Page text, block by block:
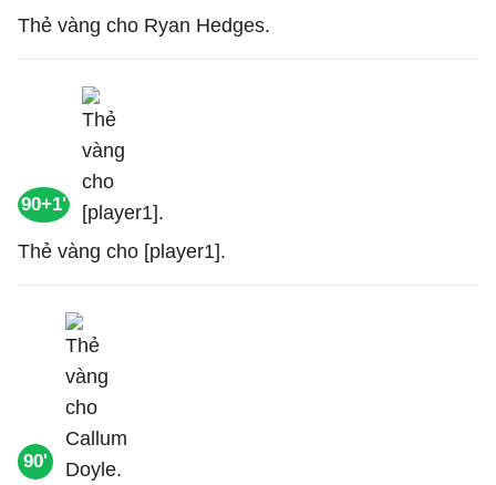
Thẻ vàng cho Ryan Hedges.
90+1'
Thẻ vàng cho [player1].
90'